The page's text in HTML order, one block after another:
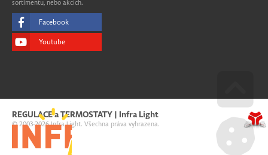
sortimentu, nebo akcích.
Facebook
Youtube
REGULACE a TERMOSTATY | Infra Light
© 2003-2026 Infra Light. Všechna práva vyhrazena.
Go